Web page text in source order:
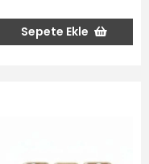
Sepete Ekle